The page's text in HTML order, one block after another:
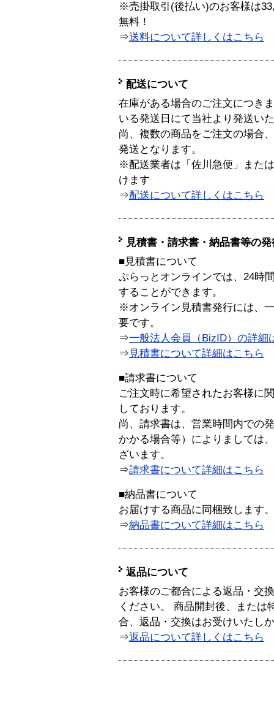
※売掛取引(後払い)のお客様は
無料！
⇒送料について詳しくはこちら
配送について
在庫がある場合のご注文につき
いる発送日にて当社より発送い
尚、複数の商品をご注文の場合
発送となります。
※配送業者は「佐川急便」また
けます
⇒配送について詳しくはこちら
見積書・請求書・納品書等の
■見積書について
ぷらっとオンラインでは、24時
することができます。
※オンライン見積書発行には、
要です。
⇒一般法人会員（BizID）の詳細
⇒ 見積書について詳細はこちら
■請求書について
ご注文時に希望されたお客様に
しております。
尚、請求書は、営業時間内での
かかる場合等）によりましては
ざいます。
⇒請求書について詳細はこちら
■納品書について
お届けする商品に同梱致します。
⇒納品書について詳細はこちら
返品について
お客様のご都合による返品・交
ください。 商品開封後、または
合、返品・交換はお受けいたし
⇒返品について詳しくはこちら